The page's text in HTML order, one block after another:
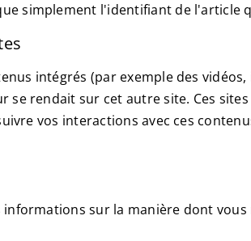
simplement l'identifiant de l'article
intégrés (par exemple des
se rendait sur cet autre site. Ces
vos interactions avec ces
sur la manière dont